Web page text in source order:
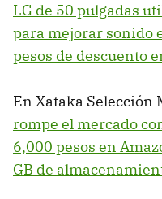
LG de 50 pulgadas
para mejorar sonido
pesos de descuento
En Xataka Selección
rompe el mercado
6,000 pesos en
GB de